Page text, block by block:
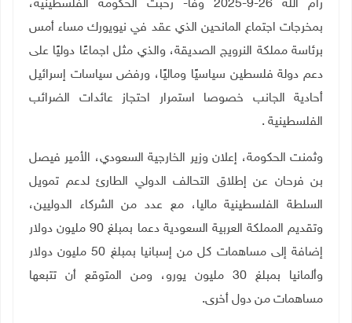
رام الله 26-9-2025 وفا- رحبت الحكومة الفلسطينية،
بمخرجات اجتماع المانحين الذي عقد في نيويورك مساء أمس
برئاسة مملكة النرويج الصديقة، والذي مثل اجماعًا دوليًا على
دعم دولة فلسطين سياسيًا وماليًا، ورفض سياسات إسرائيل
أحادية الجانب خصوصا استمرار احتجاز عائدات الضرائب
الفلسطينية .
وثمنت الحكومة، إعلان وزير الخارجية السعودي، الأمير فيصل
بن فرحان عن إطلاق التحالف الدولي الطارئ لدعم تمويل
السلطة الفلسطينية ماليا، مع عدد من الشركاء الدوليين،
وتقديم المملكة العربية السعودية دعما بمبلغ 90 مليون دولار
إضافة إلى مساهمات كل من إسبانيا بمبلغ 50 مليون دولار
وألمانيا بمبلغ 30 مليون يورو، ومن المتوقع أن تتبعها
مساهمات من دول أخرى.